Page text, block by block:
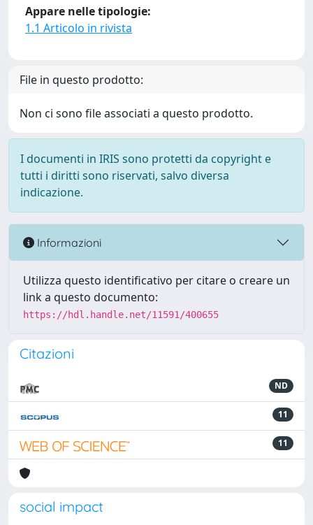
Appare nelle tipologie:
1.1 Articolo in rivista
File in questo prodotto:
Non ci sono file associati a questo prodotto.
I documenti in IRIS sono protetti da copyright e
tutti i diritti sono riservati, salvo diversa
indicazione.
Informazioni
Utilizza questo identificativo per citare o creare un
link a questo documento:
https://hdl.handle.net/11591/400655
Citazioni
ND
11
11
social impact